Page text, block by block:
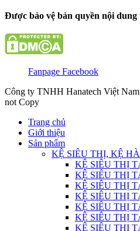
Được bảo vệ bản quyền nội
Fanpage Facebook
Công ty TNHH Hanatech Việt
not Copy
Trang chủ
Giới thiệu
Sản phẩm
KỆ SIÊU THỊ, KỆ
KỆ SIÊU THỊ
KỆ SIÊU THỊ
KỆ SIÊU THỊ
KỆ SIÊU THỊ
KỆ SIÊU THỊ
KỆ SIÊU THỊ
KỆ SIÊU THỊ